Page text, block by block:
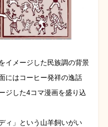
イメージした民族調の背景
にはコーヒー発祥の逸話
ジした4コマ漫画を盛り込
ィ」という山羊飼いがい